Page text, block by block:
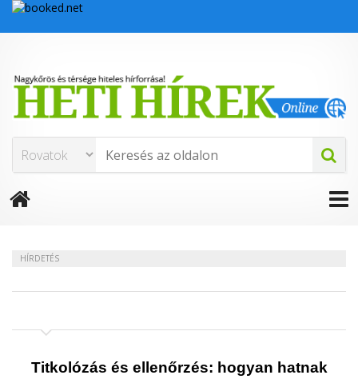
HÍRDETÉS
Titkolózás és ellenőrzés: hogyan hatnak